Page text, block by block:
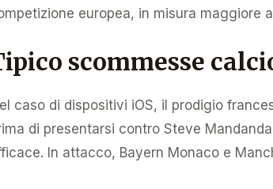
europea, in misura maggiore
scommesse
caso di dispositivi iOS, il prodigio
di presentarsi contro Steve
In attacco, Bayern Monaco e